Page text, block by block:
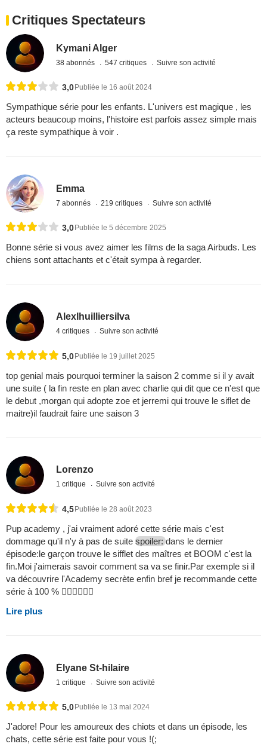
Critiques Spectateurs
Kymani Alger
38 abonnés 547 critiques Suivre son activité
3,0 Publiée le 16 août 2024
Sympathique série pour les enfants. L'univers est magique , les
acteurs beaucoup moins, l'histoire est parfois assez simple mais
ça reste sympathique à voir .
Emma
7 abonnés 219 critiques Suivre son activité
3,0 Publiée le 5 décembre 2025
Bonne série si vous avez aimer les films de la saga Airbuds. Les
chiens sont attachants et c'était sympa à regarder.
Alexlhuilliersilva
4 critiques Suivre son activité
5,0Publiée le 19 juillet 2025
top genial mais pourquoi terminer la saison 2 comme si il y avait
une suite ( la fin reste en plan avec charlie qui dit que ce n'est que
le debut ,morgan qui adopte zoe et jerremi qui trouve le siflet de
maitre)il faudrait faire une saison 3
Lorenzo
1 critique Suivre son activité
4,5Publiée le 28 août 2023
Pup academy , j'ai vraiment adoré cette série mais c'est
dommage qu'il n'y à pas de suite spoiler:dans le dernier
épisode:le garçon trouve le sifflet des maîtres et BOOM c'est la
fin.Moi j'aimerais savoir comment sa va se finir.Par exemple si il
va découvrire l'Academy secrète enfin bref je recommande cette
série à 100 % 
Lire plus
Élyane St-hilaire
1 critique Suivre son activité
5,0 Publiée le 13 mai 2024
J'adore! Pour les amoureux des chiots et dans un épisode, les
chats, cette série est faite pour vous !(;